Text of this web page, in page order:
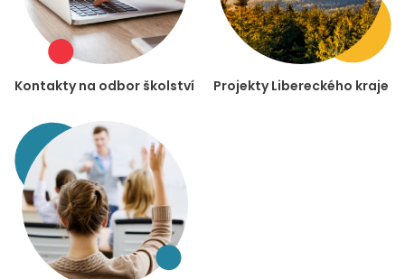
Kontakty na odbor školství Projekty Libereckého kraje